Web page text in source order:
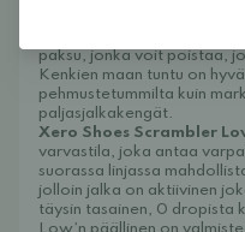
paksu, jonka voit poistaa,
Kenkien maan tuntu on
pehmustetummilta kuin
paljasjalkakengät.
Xero Shoes Scrambler
varvastila, joka antaa
suorassa linjassa
jolloin jalka on aktiivinen
täysin tasainen, 0 dropista